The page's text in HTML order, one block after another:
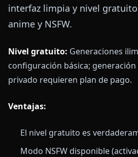
interfaz limpia y nivel
anime y NSFW.
Nivel gratuito: Generaciones
configuración básica;
privado requieren plan de pago.
Ventajas:
El nivel gratuito es
Modo NSFW disponible